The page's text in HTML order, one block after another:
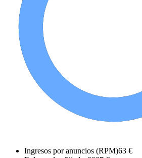
Ingresos por anuncios (RPM)63 €